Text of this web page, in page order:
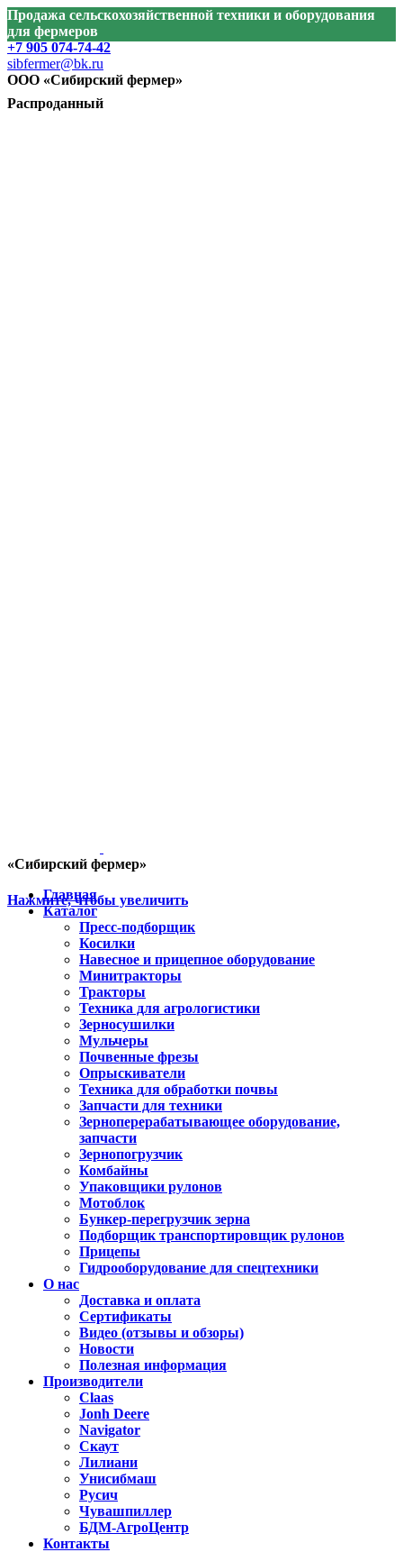
Продажа сельскохозяйственной техники и оборудования
для фермеров
+7 905 074-74-42
sibfermer@bk.ru
ООО «Сибирский фермер»
«Сибирский фермер»
Главная
Каталог
Пресс-подборщик
Косилки
Навесное и прицепное оборудование
Минитракторы
Тракторы
Техника для агрологистики
Зерносушилки
Мульчеры
Почвенные фрезы
Опрыскиватели
Техника для обработки почвы
Запчасти для техники
Зерноперерабатывающее оборудование,
запчасти
Зернопогрузчик
Комбайны
Упаковщики рулонов
Мотоблок
Бункер-перегрузчик зерна
Подборщик транспортировщик рулонов
Прицепы
Гидрооборудование для спецтехники
О нас
Доставка и оплата
Сертификаты
Видео (отзывы и обзоры)
Новости
Полезная информация
Производители
Claas
Jonh Deere
Navigator
Скаут
Лилиани
Унисибмаш
Русич
Чувашпиллер
БДМ-АгроЦентр
Контакты
Распроданный
Нажмите, чтобы увеличить